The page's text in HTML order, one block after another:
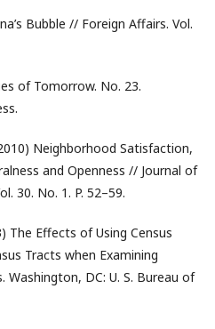
Bubble // Foreign Affairs. Vol.
of Tomorrow. No. 23.
Neighborhood Satisfaction,
and Openness // Journal of
30. No. 1. P. 52–59.
The Effects of Using Census
Tracts when Examining
Washington, DC: U. S. Bureau of